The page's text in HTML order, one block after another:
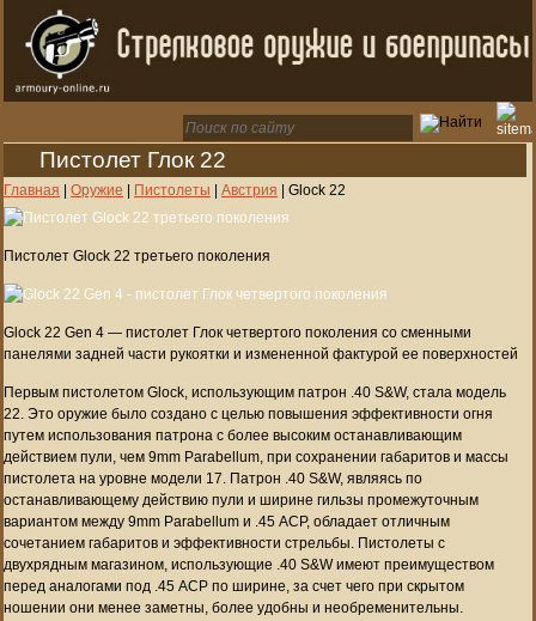
Пистолет Глок 22
Главная | Оружие | Пистолеты | Австрия | Glock 22
Пистолет Glock 22 третьего поколения
Glock 22 Gen 4 — пистолет Глок четвертого поколения со сменными
панелями задней части рукоятки и измененной фактурой ее поверхностей
Первым пистолетом Glock, использующим патрон .40 S&W, стала модель
22. Это оружие было создано с целью повышения эффективности огня
путем использования патрона с более высоким останавливающим
действием пули, чем 9mm Parabellum, при сохранении габаритов и массы
пистолета на уровне модели 17. Патрон .40 S&W, являясь по
останавливающему действию пули и ширине гильзы промежуточным
вариантом между 9mm Parabellum и .45 ACP, обладает отличным
сочетанием габаритов и эффективности стрельбы. Пистолеты с
двухрядным магазином, использующие .40 S&W имеют преимуществом
перед аналогами под .45 ACP по ширине, за счет чего при скрытом
ношении они менее заметны, более удобны и необременительны.